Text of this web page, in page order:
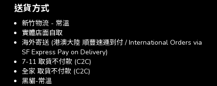
送貨方式
新竹物流 - 常溫
實體店面自取
海外寄送 (港澳大陸 順豐速運到付 / International Orders via
SF Express Pay on Delivery)
7-11 取貨不付款 (C2C)
全家 取貨不付款 (C2C)
黑貓-常溫